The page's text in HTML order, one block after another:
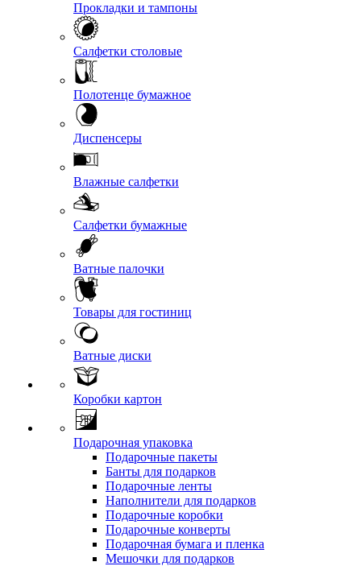
Прокладки и тампоны
Салфетки столовые
Полотенце бумажное
Диспенсеры
Влажные салфетки
Салфетки бумажные
Ватные палочки
Товары для гостиниц
Ватные диски
Коробки картон
Подарочная упаковка
Подарочные пакеты
Банты для подарков
Подарочные ленты
Наполнители для подарков
Подарочные коробки
Подарочные конверты
Подарочная бумага и пленка
Мешочки для подарков